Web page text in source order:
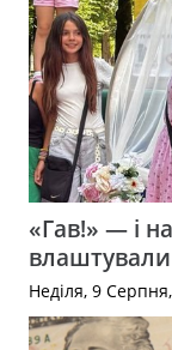
«Гав!» — і
влаштували
Неділя, 9